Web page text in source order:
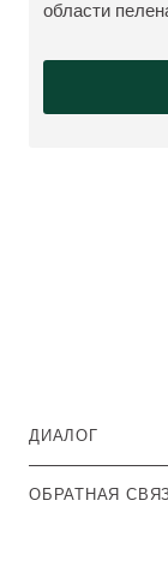
ПОДРОБНЕЕ:
области
ДИАЛОГ
ОБРАТНАЯ